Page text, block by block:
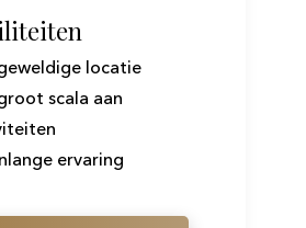
locatie
scala aan
ervaring